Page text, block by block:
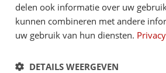
Verwachte
delen ook informatie over uw
kunnen combineren met andere
uw gebruik van hun diensten.
DETAILS WEERGEVEN